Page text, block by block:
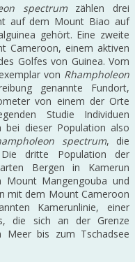
spectrumzählen drei
auf dem Mount Biao auf
gehört. Eine zweite
Cameroon, einem aktiven
Golfes von Guinea. Vom
von Rhampholeon
genannte Fundort,
von einem der Orte
Studie Individuen
bei dieser Population also
spectrum, die
Die dritte Population der
Bergen in Kamerun
Mangengouba und
mit dem Mount Cameroon
Kamerunlinie, einer
die sich an der Grenze
Meer bis zum Tschadsee